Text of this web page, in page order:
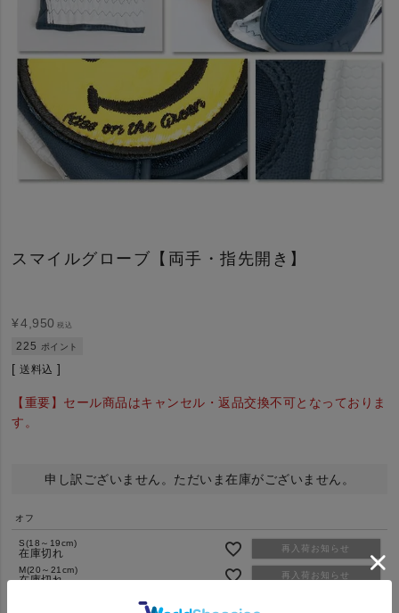
スマイルグローブ【両手・指先開き】
¥4,950 税込
225 ポイント
送料込
【重要】セール商品はキャンセル・返品交換不可となっておりま
す。
申し訳ございません。ただいま在庫がございません。
オフ
S(18～19cm)
在庫切れ 再入荷お知らせ
M(20～21cm)
在庫切れ 再入荷お知らせ